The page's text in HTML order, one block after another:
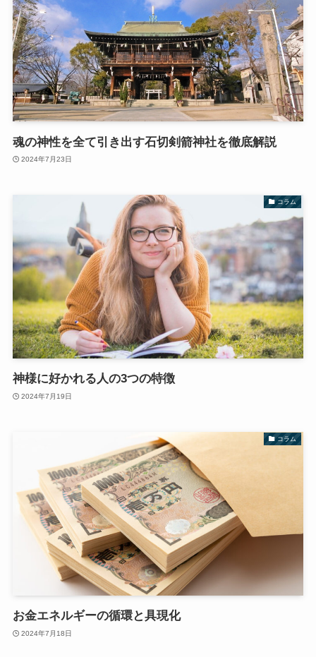
魂の神性を全て引き出す石切剣箭神社を徹底解説
2024年7月23日
コラム
神様に好かれる人の3つの特徴
2024年7月19日
コラム
お金エネルギーの循環と具現化
2024年7月18日